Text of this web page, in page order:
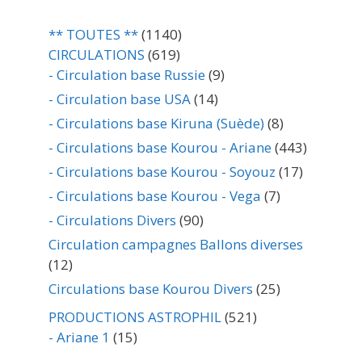
** TOUTES **(1140)
CIRCULATIONS (619)
- Circulation base Russie(9)
- Circulation base USA(14)
- Circulations base Kiruna (Suède)(8)
- Circulations base Kourou - Ariane(443)
- Circulations base Kourou - Soyouz (17)
- Circulations base Kourou - Vega (7)
- Circulations Divers (90)
Circulation campagnes Ballons diverses
(12)
Circulations base Kourou Divers (25)
PRODUCTIONS ASTROPHIL(521)
- Ariane 1 (15)